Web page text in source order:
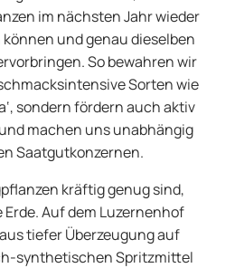
im nächsten Jahr wieder
und genau dieselben
So bewahren wir
Sorten wie
sondern fördern auch aktiv
machen uns unabhängig
Saatgutkonzernen.
kräftig genug sind,
Auf dem Luzernenhof
tiefer Überzeugung auf
synthetischen Spritzmittel